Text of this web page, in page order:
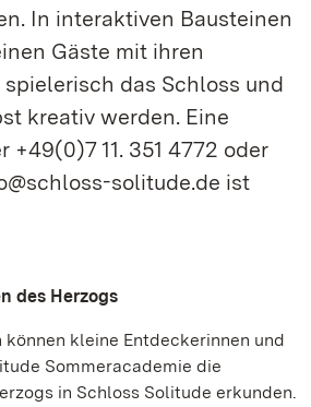
In interaktiven Bausteinen
Gäste mit ihren
das Schloss und
kreativ werden. Eine
11. 351 4772 oder
solitude.de ist
des Herzogs
können kleine Entdeckerinnen und
Sommeracademie die
in Schloss Solitude erkunden.